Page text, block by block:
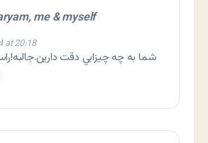
me & myself
at 20:18
شما به چه چيزايي دقت